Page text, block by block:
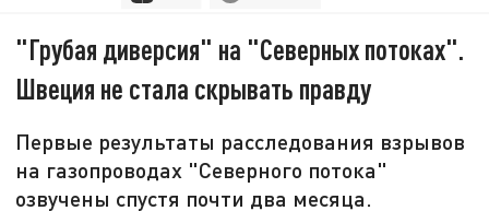
"Грубая диверсия" на "Северных потоках".
Швеция не стала скрывать правду
Первые результаты расследования взрывов
на газопроводах "Северного потока"
озвучены спустя почти два месяца.